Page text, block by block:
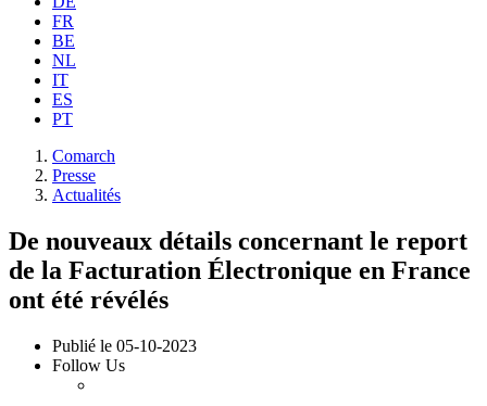
FR
BE
NL
IT
ES
PT
Comarch
Presse
Actualités
De nouveaux détails concernant le report
de la Facturation Électronique en France
ont été révélés
Publié le 05-10-2023
Follow Us